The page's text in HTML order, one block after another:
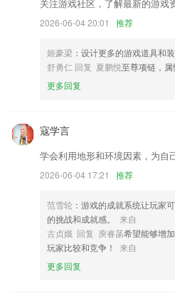
听书得学分：完成每日听书任务签到均
优化新手用户使用体验
短信验证码改为6位
联系我们
以上就是迈博的介绍，如果您喜欢这款
评论，说出您的使用经历，以帮助我们
关注游戏社区，了解最新的游戏
2026-06-04 20:01 推荐
姬豪梁 ：设计更多的游戏道具和
舒勇仁 回复 夏鹏悦至尊项链，属
更多回复
寇学言
学会利用地形和环境因素，为自
2026-06-04 17:21 推荐
范雪轮 ：游戏的成就系统让玩家
的挑战和成就感。
来自
古贞娥 回复 庾睿菡希望能够增
玩家比较和竞争！
来自
更多回复